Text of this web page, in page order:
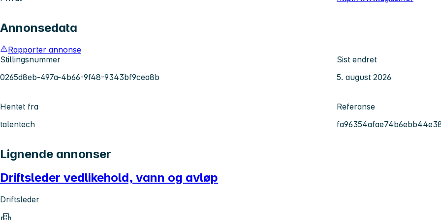
Annonsedata
Rapporter annonse
Stillingsnummer
0265d8eb-497a-4b66-9f48-9343bf9cea8b
Sist endret
5. august 2026
Hentet fra
talentech
Referanse
Lignende annonser
Driftsleder vedlikehold, vann og avløp
Driftsleder